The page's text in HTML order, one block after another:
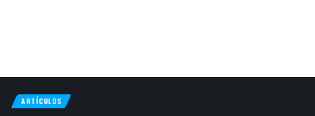
ARTÍCULOS